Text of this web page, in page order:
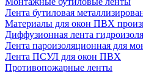
Лента бутиловая
Материалы для окон ПВХ
Диффузионная лента
Лента пароизоляционная для
Лента ПСУЛ для окон ПВХ
Противопожарные ленты